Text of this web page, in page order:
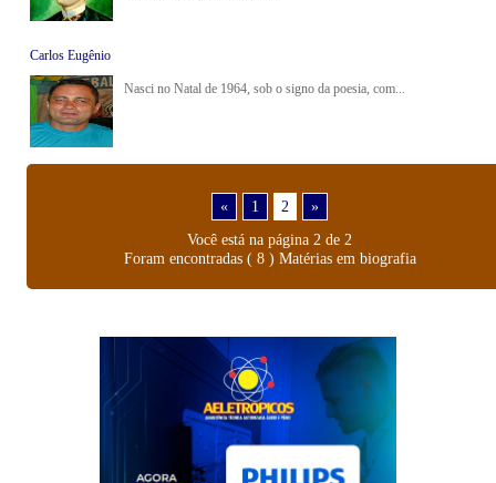
Carlos Eugênio
Nasci no Natal de 1964, sob o signo da poesia, com...
« 1 2
»
Você está na página 2 de 2
Foram encontradas ( 8 ) Matérias em biografia